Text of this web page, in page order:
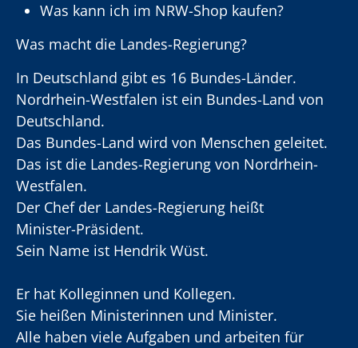
Was kann ich im NRW-Shop kaufen?
Was macht die Landes-Regierung?
In Deutschland gibt es 16 Bundes-Länder.
Nordrhein-Westfalen ist ein Bundes-Land von
Deutschland.
Das Bundes-Land wird von Menschen geleitet.
Das ist die Landes-Regierung von Nordrhein-
Westfalen.
Der Chef der Landes-Regierung heißt
Minister-Präsident.
Sein Name ist Hendrik Wüst.
Er hat Kolleginnen und Kollegen.
Sie heißen Ministerinnen und Minister.
Alle haben viele Aufgaben und arbeiten für